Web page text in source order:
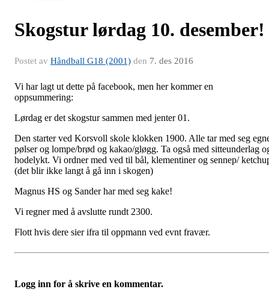
Skogstur lørdag 10. desember!
Postet av Håndball G18 (2001) den 7. des 2016
Vi har lagt ut dette på facebook, men her kommer en
oppsummering:
Lørdag er det skogstur sammen med jenter 01.
Den starter ved Korsvoll skole klokken 1900. Alle tar med seg
pølser og lompe/brød og kakao/gløgg. Ta også med sitteunderlag
hodelykt. Vi ordner med ved til bål, klementiner og sennep/
(det blir ikke langt å gå inn i skogen)
Magnus HS og Sander har med seg kake!
Vi regner med å avslutte rundt 2300.
Flott hvis dere sier ifra til oppmann ved evnt fravær.
Logg inn for å skrive en kommentar.